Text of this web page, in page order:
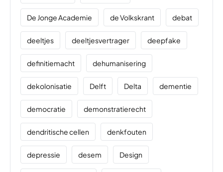
De Jonge Academie de Volkskrant debat
deeltjes deeltjesvertrager deepfake
definitiemacht dehumanisering
dekolonisatie Delft Delta dementie
democratie demonstratierecht
dendritische cellen denkfouten
depressie desem Design